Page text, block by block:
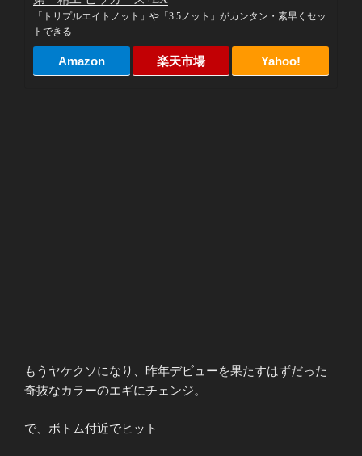
「トリプルエイトノット」や「3.5ノット」がカンタン・素早くセッ
トできる
Amazon 楽天市場 Yahoo!
もうヤケクソになり、昨年デビューを果たすはずだった
奇抜なカラーのエギにチェンジ。
で、ボトム付近でヒット